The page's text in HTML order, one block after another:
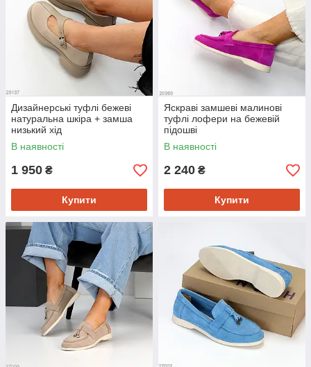
Дизайнерські туфлі бежеві
натуральна шкіра + замша
низький хід
В наявності
1 950 ₴
Купити
Яскраві замшеві малинові
туфлі лофери на бежевій
підошві
В наявності
2 240 ₴
Купити